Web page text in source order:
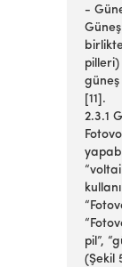
-
güneş
[11].
2.3.1
pil”,
(Şekil